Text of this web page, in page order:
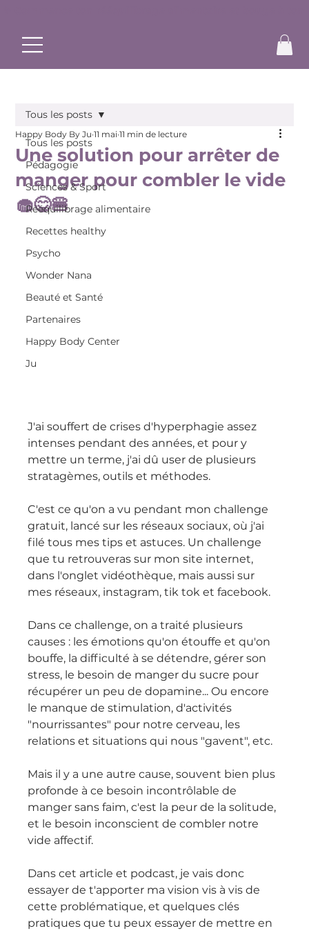
Tous les posts
Pédagogie
Sciences & Sport
Rééquilibrage alimentaire
Recettes healthy
Psycho
Wonder Nana
Beauté et Santé
Partenaires
Happy Body Center
Ju
Tous les posts
Une solution pour arrêter de
manger pour combler le vide
🧁😋🍔
Happy Body By Ju 11 mai 11 min de lecture
J'ai souffert de crises d'hyperphagie assez
intenses pendant des années, et pour y
mettre un terme, j'ai dû user de plusieurs
stratagèmes, outils et méthodes.
C'est ce qu'on a vu pendant mon challenge
gratuit, lancé sur les réseaux sociaux, où j'ai
filé tous mes tips et astuces. Un challenge
que tu retrouveras sur mon site internet,
dans l'onglet vidéothèque, mais aussi sur
mes réseaux, instagram, tik tok et facebook.
Dans ce challenge, on a traité plusieurs
causes : les émotions qu'on étouffe et qu'on
bouffe, la difficulté à se détendre, gérer son
stress, le besoin de manger du sucre pour
récupérer un peu de dopamine... Ou encore
le manque de stimulation, d'activités
"nourrissantes" pour notre cerveau, les
relations et situations qui nous "gavent", etc.
Mais il y a une autre cause, souvent bien plus
profonde à ce besoin incontrôlable de
manger sans faim, c'est la peur de la solitude,
et le besoin inconscient de combler notre
vide affectif.
Dans cet article et podcast, je vais donc
essayer de t'apporter ma vision vis à vis de
cette problématique, et quelques clés
pratiques que tu peux essayer de mettre en